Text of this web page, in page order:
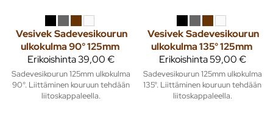
Vesivek Sadevesikourun
ulkokulma 90° 125mm
Erikoishinta39,00 €
Sadevesikourun 125mm ulkokulma
90°. Liittäminen kouruun tehdään
liitoskappaleella.
Vesivek Sadevesikourun
ulkokulma 135° 125mm
Erikoishinta59,00 €
Sadevesikourun 125mm ulkokulma
135°. Liittäminen kouruun tehdään
liitoskappaleella.